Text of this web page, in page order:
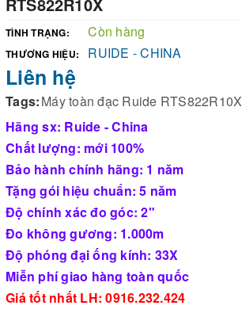
TÌNH TRẠNG: Còn hàng
THƯƠNG HIỆU: RUIDE - CHINA
Liên hệ
Tags:Máy toàn đạc Ruide RTS822R10X
Hãng sx: Ruide - China
Chất lượng: mới 100%
Bảo hành chính hãng: 1 năm
Tặng gói hiệu chuẩn: 5 năm
Độ chính xác đo góc: 2"
Đo không gương: 1.000m
Độ phóng đại ống kính: 33X
Miễn phí giao hàng toàn quốc
Giá tốt nhất LH: 0916.232.424